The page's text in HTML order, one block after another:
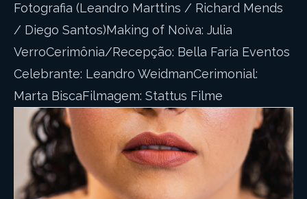
Fotografia (Leandro Marttins / Richard Mends
/ Diego Santos)Making of Noiva: Julia
VerroCerimônia/Recepção: Bella Faria Eventos
Celebrante: Leandro WeidmanCerimonial:
Marta BiscaFilmagem: Stattus Filme